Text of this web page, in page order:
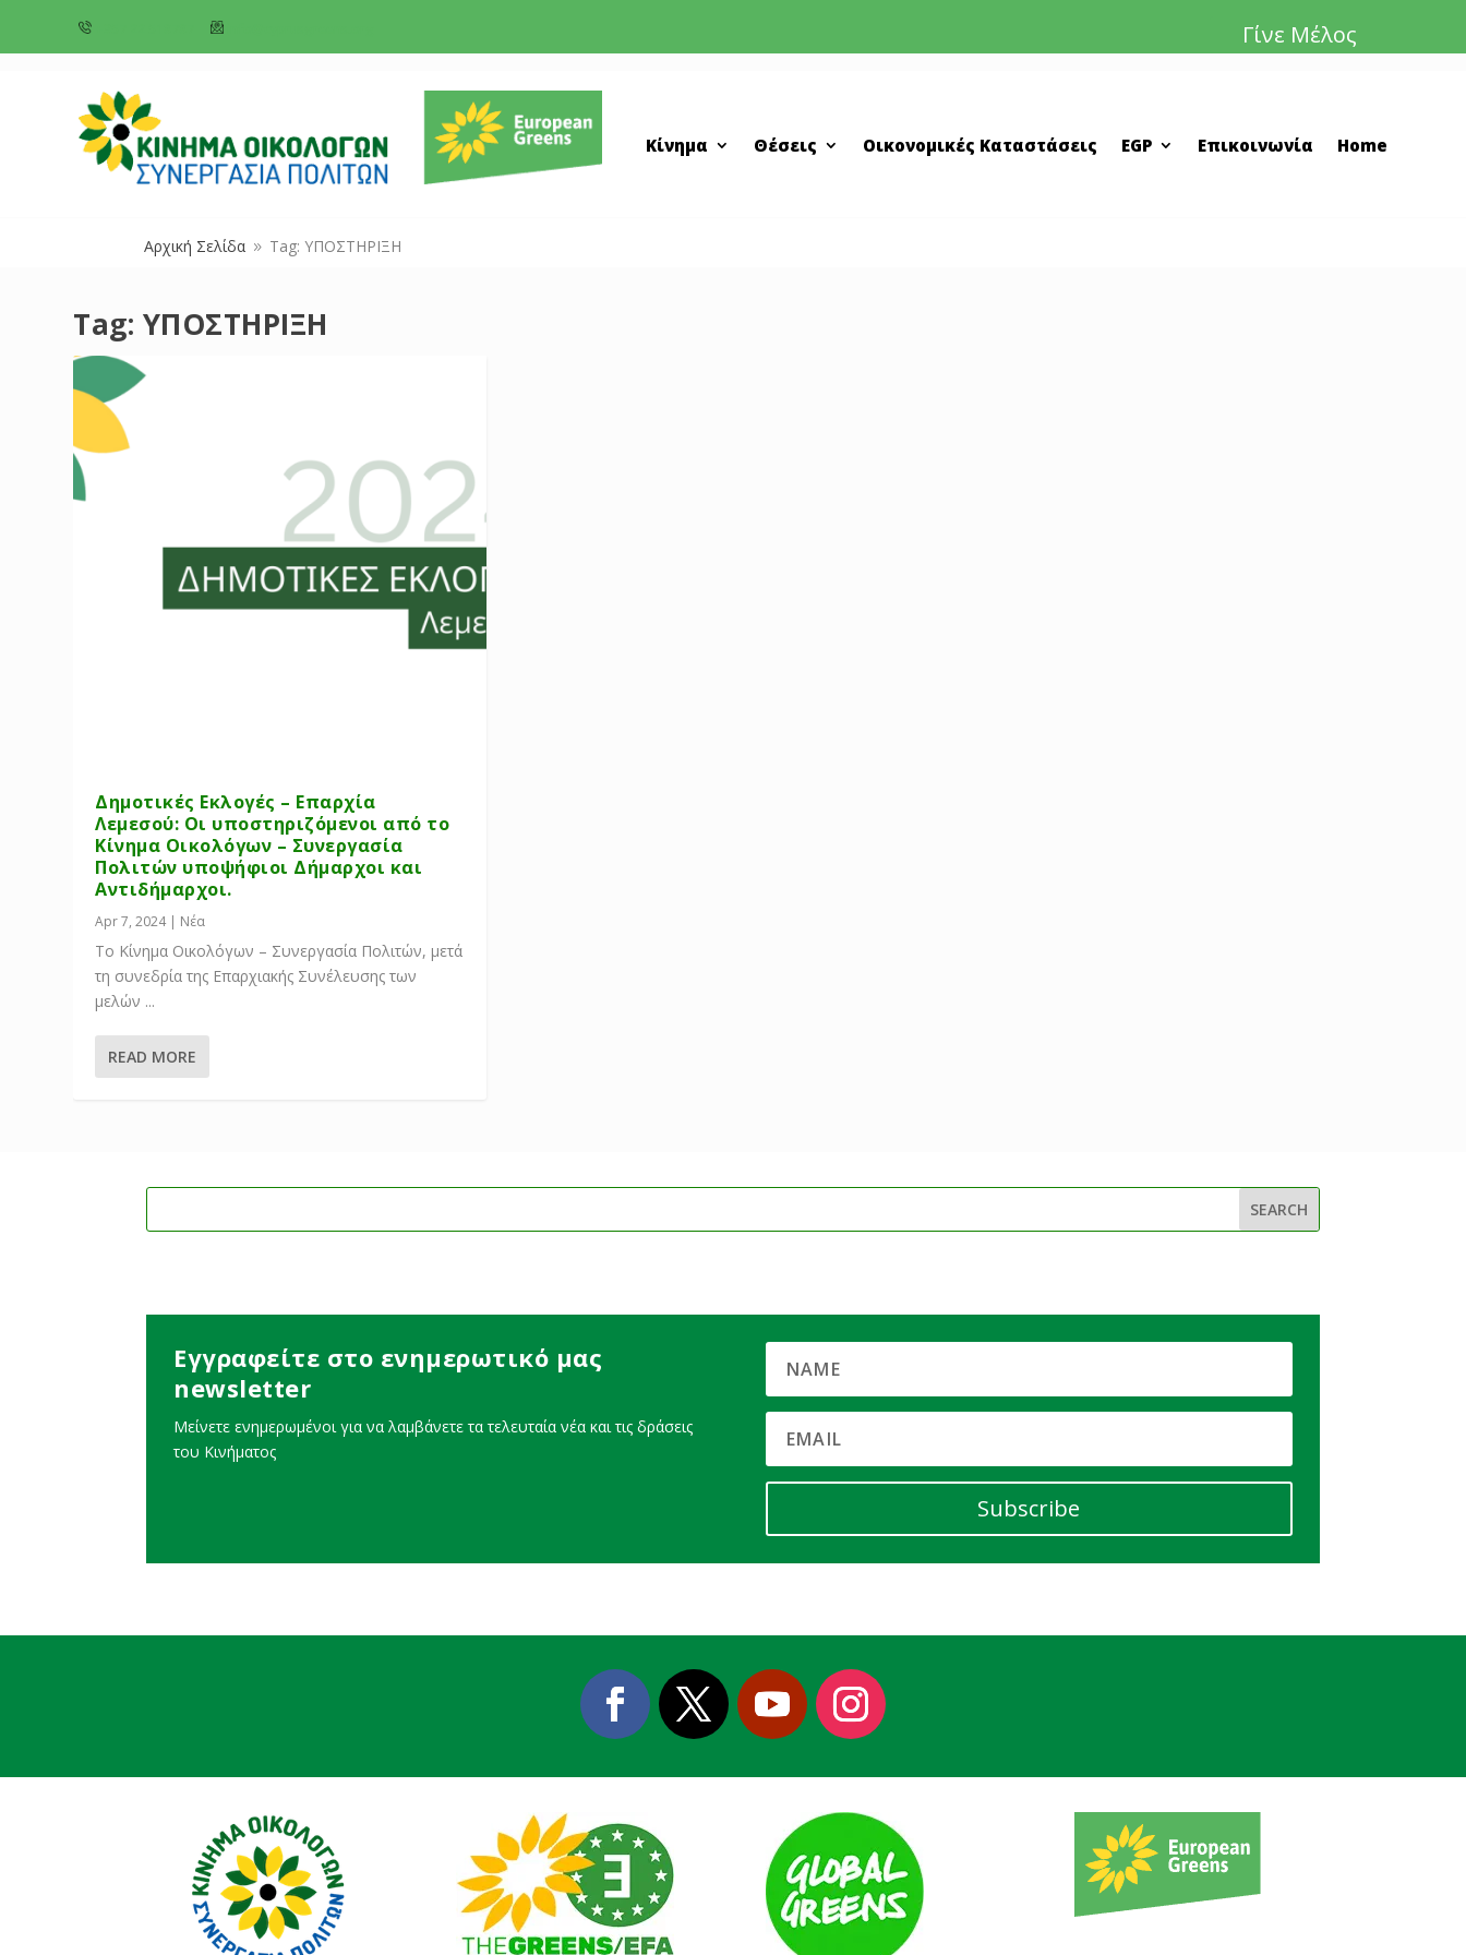
Γίνε Μέλος
Κίνημα Θέσεις Οικονομικές Καταστάσεις EGP Επικοινωνία Home
Αρχική Σελίδα 9 Tag: ΥΠΟΣΤΗΡΙΞΗ
Tag: ΥΠΟΣΤΗΡΙΞΗ
Δημοτικές Εκλογές – Επαρχία
Λεμεσού: Οι υποστηριζόμενοι από το
Κίνημα Οικολόγων – Συνεργασία
Πολιτών υποψήφιοι Δήμαρχοι και
Αντιδήμαρχοι.
Apr 7, 2024| Νέα
Το Κίνημα Οικολόγων – Συνεργασία Πολιτών, μετά
τη συνεδρία της Επαρχιακής Συνέλευσης των
μελών ...
READ MORE
Εγγραφείτε στο ενημερωτικό μας
newsletter
Μείνετε ενημερωμένοι για να λαμβάνετε τα τελευταία νέα και τις δράσεις
του Κινήματος
Subscribe